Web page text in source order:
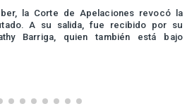
la Corte de Apelaciones revocó la
A su salida, fue recibido por su
Barriga, quien también está bajo